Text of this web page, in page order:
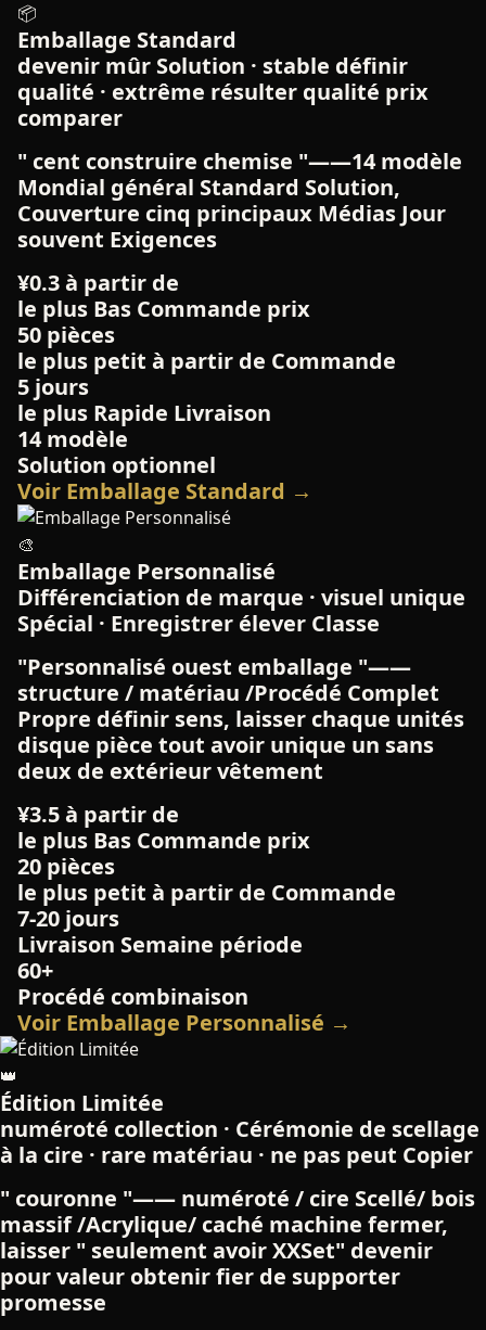
📦
Emballage Standard
devenir mûr Solution · stable définir
qualité · extrême résulter qualité prix
comparer
" cent construire chemise "——14 modèle
Mondial général Standard Solution,
Couverture cinq principaux Médias Jour
souvent Exigences
¥0.3 à partir de
le plus Bas Commande prix
50 pièces
le plus petit à partir de Commande
5 jours
le plus Rapide Livraison
14 modèle
Solution optionnel
Voir Emballage Standard →
🎨
Emballage Personnalisé
Différenciation de marque · visuel unique
Spécial · Enregistrer élever Classe
"Personnalisé ouest emballage "——
structure / matériau /Procédé Complet
Propre définir sens, laisser chaque unités
disque pièce tout avoir unique un sans
deux de extérieur vêtement
¥3.5 à partir de
le plus Bas Commande prix
20 pièces
le plus petit à partir de Commande
7-20 jours
Livraison Semaine période
60+
Procédé combinaison
Voir Emballage Personnalisé →
👑
Édition Limitée
numéroté collection · Cérémonie de scellage
à la cire · rare matériau · ne pas peut Copier
" couronne "—— numéroté / cire Scellé/ bois
massif /Acrylique/ caché machine fermer,
laisser " seulement avoir XXSet" devenir
pour valeur obtenir fier de supporter
promesse